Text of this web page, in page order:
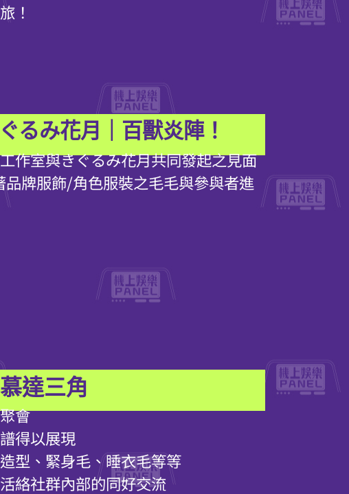
！
るみ花月｜百獸炎陣！
作室與きぐるみ花月共同發起之見面
牌服飾/角色服裝之毛毛與參與者進
達三角
會
得以展現
型、緊身毛、睡衣毛等等
絡社群內部的同好交流